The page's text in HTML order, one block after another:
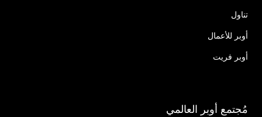
تناول
أوبر للأعمال
أوبر فريت
مُجتمع أوبر العالمي